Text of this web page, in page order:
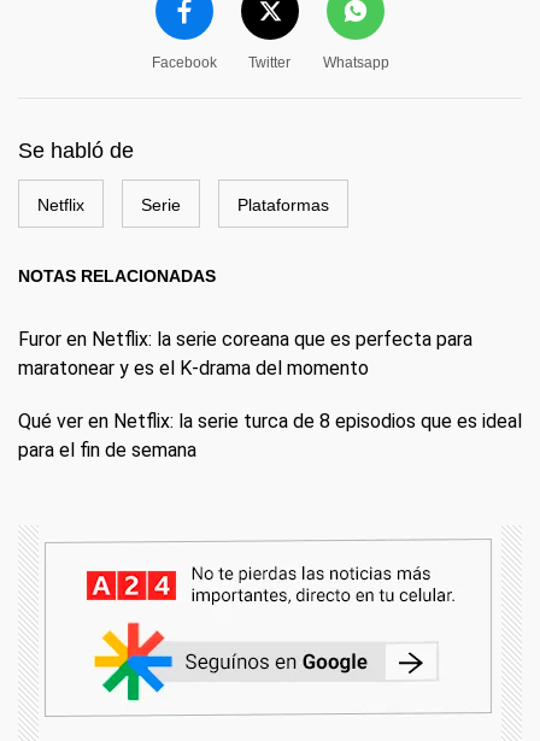
Facebook Twitter Whatsapp
Se habló de
Netflix Serie Plataformas
NOTAS RELACIONADAS
Furor en Netflix: la serie coreana que es perfecta para
maratonear y es el K-drama del momento
Qué ver en Netflix: la serie turca de 8 episodios que es ideal
para el fin de semana